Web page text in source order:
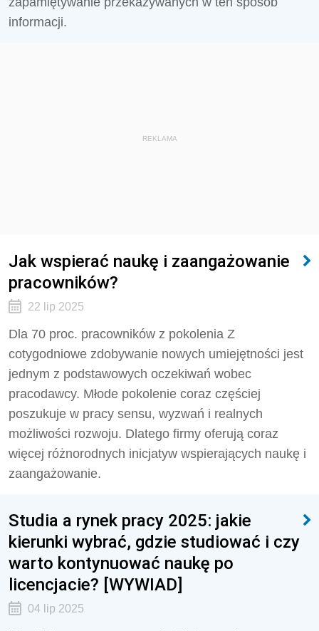
informacji.
REKLAMA
Jak wspierać naukę i zaangażowanie
pracowników?
22 lip 2025
Dla 70 proc. pracowników z pokolenia Z
cotygodniowe zdobywanie nowych umiejętności jest
jednym z podstawowych oczekiwań wobec
pracodawcy. Młode pokolenie coraz częściej
poszukuje w pracy sensu, wyzwań i realnych
możliwości rozwoju. Dlatego firmy oferują coraz
więcej różnorodnych inicjatyw wspierających naukę i
zaangażowanie.
Studia a rynek pracy 2025: jakie
kierunki wybrać, gdzie studiować i czy
warto kontynuować naukę po
licencjacie? [WYWIAD]
04 lip 2025